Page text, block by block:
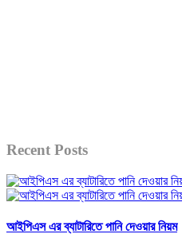
Recent Posts
আইপিএস এর ব্যাটারিতে পানি দেওয়ার নিয়ম